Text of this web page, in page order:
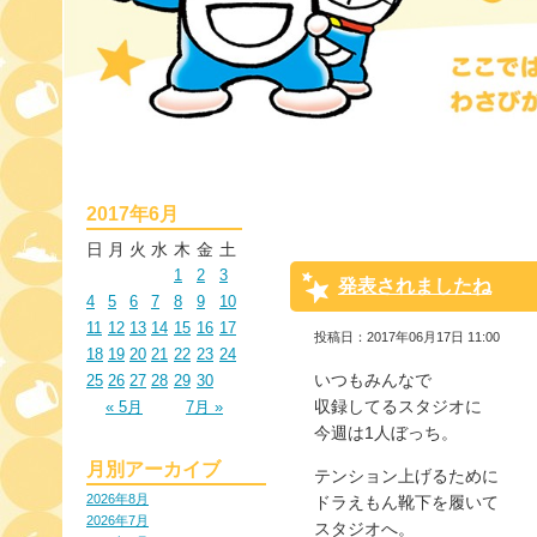
2017年6月
日 月 火 水 木 金 土
1 2
3
4
5 6 7 8 9
10
11 12 13 14 15 16 17
18 19 20 21 22 23 24
25 26 27 28 29 30
« 5月
7月 »
月別アーカイブ
2026年8月
2026年7月
発表されましたね
投稿日：2017年06月17日 11:00
いつもみんなで
収録してるスタジオに
今週は1人ぼっち。
テンション上げるために
ドラえもん靴下を履いて
スタジオへ。